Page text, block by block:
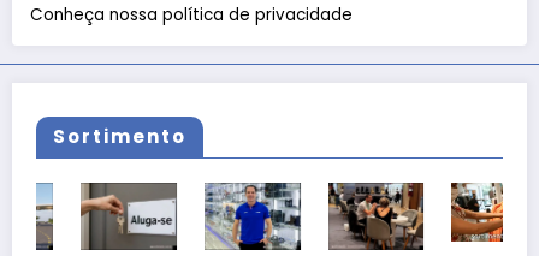
Conheça nossa política de privacidade
Sortimento